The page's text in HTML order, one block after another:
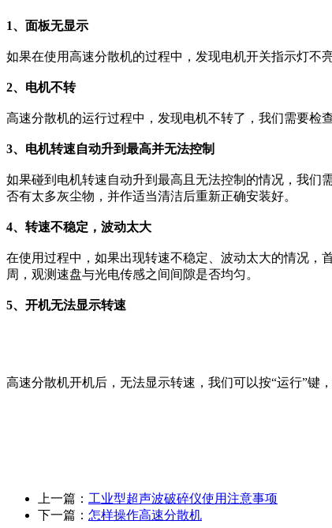
1、面板无显示
如果在使用高速分散机的过程中，发现电机开关指示灯不
2、电机不转
高速分散机的运行过程中，发现电机不转了，我们需要检
3、电机转速自动升到最高并无法控制
如果碰到电机转速自动升到最高且无法控制的情况，我们
否有太多灰尘物，并作适当清洁后重新正确安装好。
4、转速不稳定，波动太大
在使用过程中，如果出现转速不稳定、波动太大的情况，
周，观测速盘与光电传感之间间隙是否均匀。
5、开机无法显示转速
高速分散机开机后，无法显示转速，我们可以按“运行”键
上一篇： 工业型超声波破碎仪使用注意事项
下一篇： 怎样操作高速分散机